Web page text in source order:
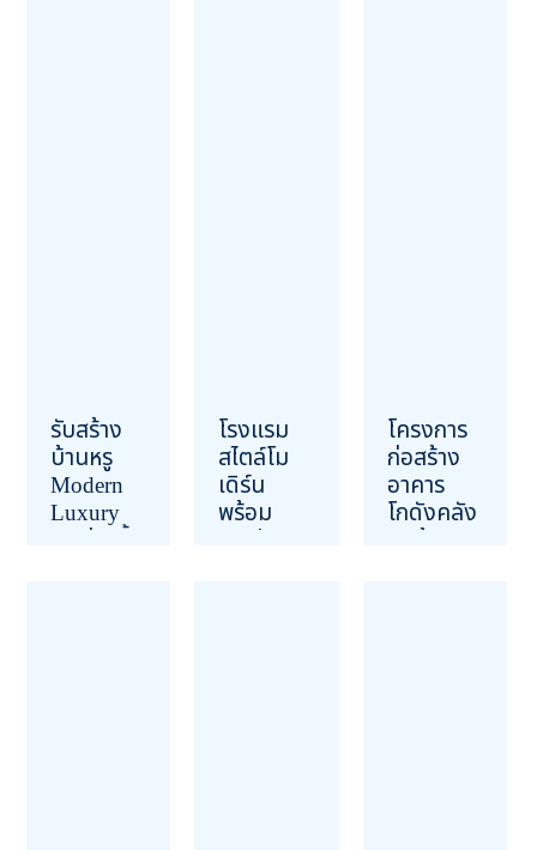
รับสร้าง
บ้านหรู
Modern
Luxury
สระว่ายน้ำ
โรงแรม
สไตล์โม
เดิร์น
พร้อม
คาเฟ่
โครงการ
ก่อสร้าง
อาคาร
โกดังคลัง
สินค้า